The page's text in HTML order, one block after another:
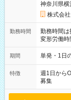
神奈川県横
株式会
勤務時間
勤務時間は
変形労働時間制
～21：00
期間 単発・1日
特徴
週1日から
募集